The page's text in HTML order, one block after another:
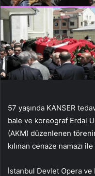
57 yaşında KANSER
bale ve koreograf Erdal
(AKM) düzenlenen
kılınan cenaze namazı
İstanbul Devlet Opera ve